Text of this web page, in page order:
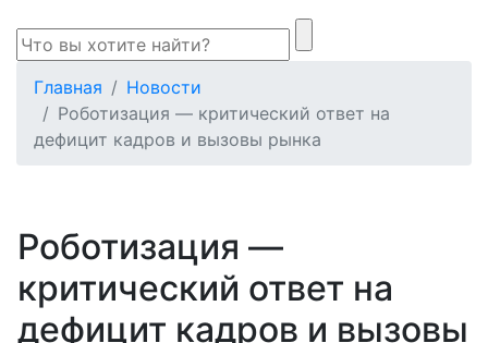
Главная
Новости
Роботизация — критический ответ на
дефицит кадров и вызовы рынка
Роботизация —
критический ответ на
дефицит кадров и вызовы